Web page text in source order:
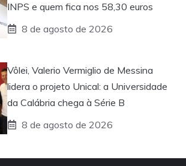
INPS e quem fica nos 58,30 euros
8 de agosto de 2026
Vôlei, Valerio Vermiglio de Messina
lidera o projeto Unical: a Universidade
da Calábria chega à Série B
8 de agosto de 2026